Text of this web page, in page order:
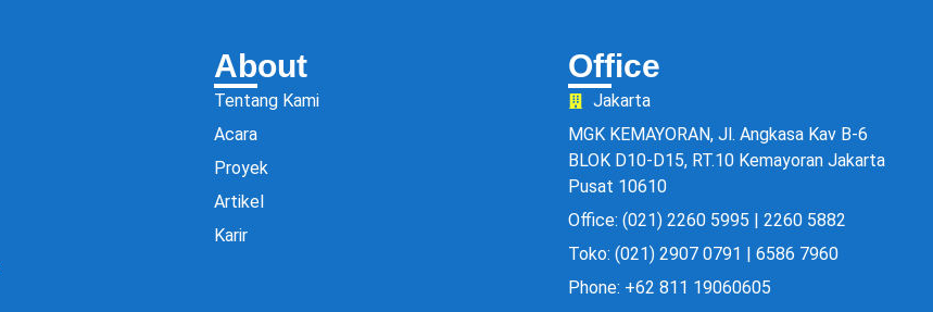
About
Tentang Kami
Acara
Proyek
Artikel
Karir
Office
Jakarta
MGK KEMAYORAN, Jl. Angkasa Kav B-6
BLOK D10-D15, RT.10 Kemayoran Jakarta
Pusat 10610
Office: (021) 2260 5995 | 2260 5882
Toko: (021) 2907 0791 | 6586 7960
Phone: +62 811 19060605